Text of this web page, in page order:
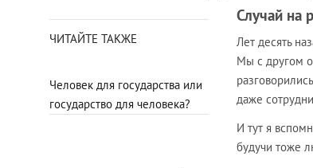
ЧИТАЙТЕ ТАКЖЕ
Человек для государства или
государство для человека?
Случай на
Лет десять
Мы с другом
даже
И тут я
будучи тоже